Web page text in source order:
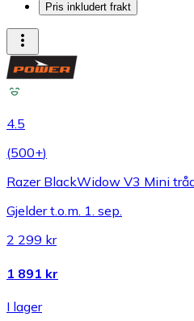
Pris inkludert frakt
4.5
(500+)
Razer BlackWidow V3 Mini
Gjelder t.o.m. 1. sep.
2 299 kr
1 891 kr
I lager